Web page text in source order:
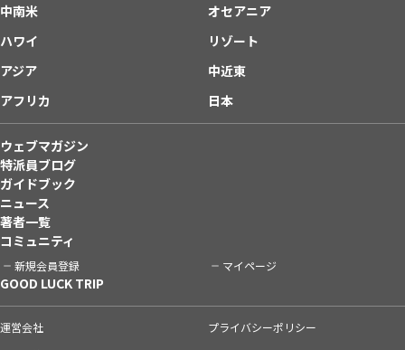
中南米
オセアニア
ハワイ
リゾート
アジア
中近東
アフリカ
日本
ウェブマガジン
特派員ブログ
ガイドブック
ニュース
著者一覧
コミュニティ
新規会員登録 マイページ
GOOD LUCK TRIP
運営会社
プライバシーポリシー